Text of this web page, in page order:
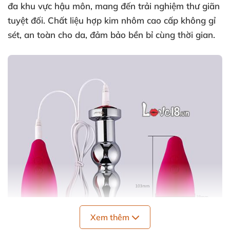
đa khu vực hậu môn, mang đến trải nghiệm thư giãn
tuyệt đối. Chất liệu hợp kim nhôm cao cấp không gỉ
sét, an toàn cho da, đảm bảo bền bỉ cùng thời gian.
Xem thêm